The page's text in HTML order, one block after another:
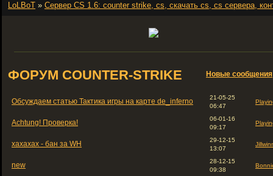
LoLBoT » Сервер СS 1.6: counter strike, cs, скачать cs, cs сервера,
Новые сообщения
ФОРУМ COUNTER-STRIKE
Обсуждаем статью Тактика игры на карте de_inferno
21-05-25
06:47
Achtung! Проверка!
06-01-16
09:17
хахахах - бан за WH
29-12-15
13:07
new
28-12-15
09:38